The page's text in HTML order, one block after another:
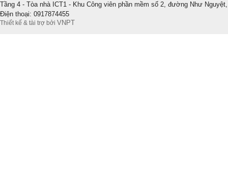
Tầng 4 - Tòa nhà ICT1 - Khu Công viên phần mềm số 2, đường Như
Điện thoại: 0917874455
Thiết kế & tài trợ bởi VNPT